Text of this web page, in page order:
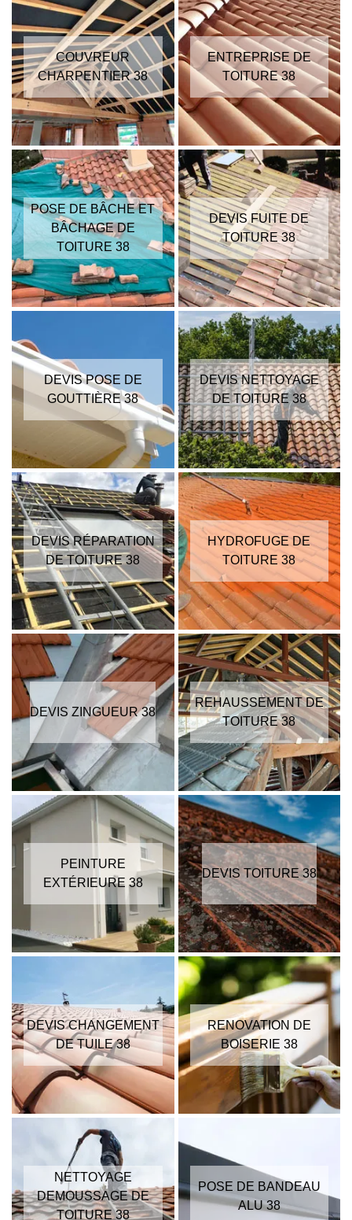
COUVREUR
CHARPENTIER 38
ENTREPRISE DE
TOITURE 38
POSE DE BÂCHE ET
BÂCHAGE DE
TOITURE 38
DEVIS FUITE DE
TOITURE 38
DEVIS POSE DE
GOUTTIÈRE 38
DEVIS NETTOYAGE
DE TOITURE 38
DEVIS RÉPARATION
DE TOITURE 38
HYDROFUGE DE
TOITURE 38
DEVIS ZINGUEUR 38
REHAUSSEMENT DE
TOITURE 38
PEINTURE
EXTÉRIEURE 38
DEVIS TOITURE 38
DEVIS CHANGEMENT
DE TUILE 38
RENOVATION DE
BOISERIE 38
NETTOYAGE
DEMOUSSAGE DE
TOITURE 38
POSE DE BANDEAU
ALU 38